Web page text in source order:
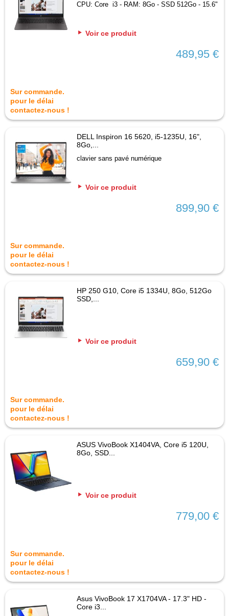
CPU: Core i3 - RAM: 8Go - SSD 512Go - 15.6"
Voir ce produit
489,95 €
Sur commande.
pour le délai
contactez-nous !
DELL Inspiron 16 5620, i5-1235U, 16",
8Go,...
clavier sans pavé numérique
Voir ce produit
899,90 €
Sur commande.
pour le délai
contactez-nous !
HP 250 G10, Core i5 1334U, 8Go, 512Go
SSD,...
Voir ce produit
659,90 €
Sur commande.
pour le délai
contactez-nous !
ASUS VivoBook X1404VA, Core i5 120U,
8Go, SSD...
Voir ce produit
779,00 €
Sur commande.
pour le délai
contactez-nous !
Asus VivoBook 17 X1704VA - 17.3" HD -
Core i3...